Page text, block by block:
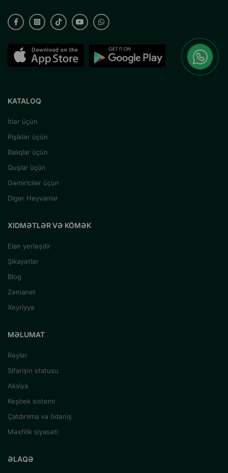
KATALOQ
İtlər üçün
Pişiklər üçün
Balıqlar üçün
Quşlar üçün
Gəmiricilər üçün
Digər Heyvanlar
XIDMƏTLƏR VƏ KÖMƏK
Elan yerləşdir
Şikayətlər
Blog
Zəmanət
Xeyriyyə
MƏLUMAT
Rəylər
Sifarişin statusu
Aksiya
Keşbek sistemi
Çatdırılma və ödəniş
Məxfilik siyasəti
ƏLAQƏ